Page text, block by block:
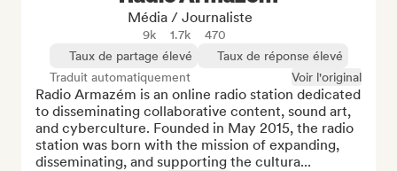
Média / Journaliste
9k 1.7k
470
Taux de partage élevé
Taux de réponse élevé
Traduit automatiquement
Voir l'original
Radio Armazém is an online radio station dedicated
to disseminating collaborative content, sound art,
and cyberculture. Founded in May 2015, the radio
station was born with the mission of expanding,
disseminating, and supporting the cultura...